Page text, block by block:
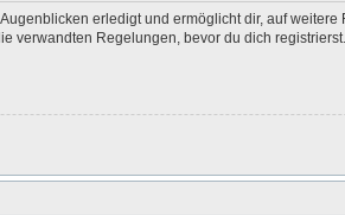
erledigt und ermöglicht dir, auf
Regelungen, bevor du dich